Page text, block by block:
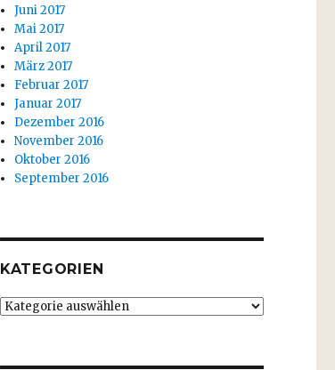
Juni 2017
Mai 2017
April 2017
März 2017
Februar 2017
Januar 2017
Dezember 2016
November 2016
Oktober 2016
September 2016
KATEGORIEN
Kategorien